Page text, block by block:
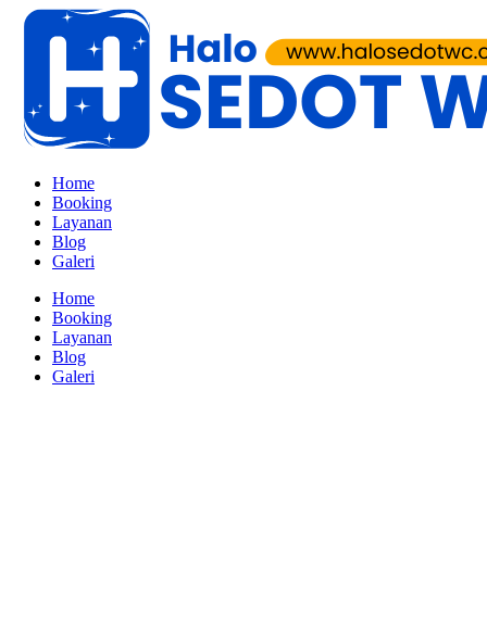
Home
Booking
Layanan
Blog
Galeri
Home
Booking
Layanan
Blog
Galeri